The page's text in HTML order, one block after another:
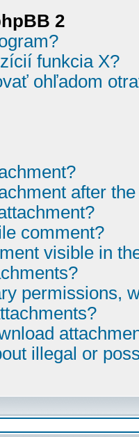
2
funkcia X?
ohľadom
after
comment?
visible in
permissions,
illegal or